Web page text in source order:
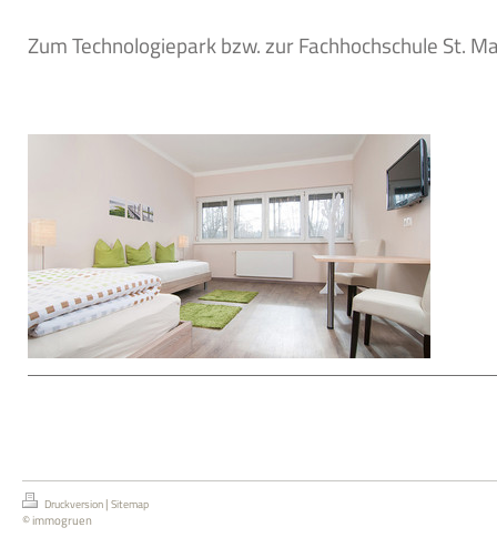
Zum Technologiepark bzw. zur Fachhochschule St.
Druckversion | Sitemap
© immogruen